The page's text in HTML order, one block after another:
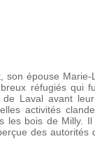
son épouse
réfugiés qui
Laval avant
activités
les bois de Milly.
des autorités